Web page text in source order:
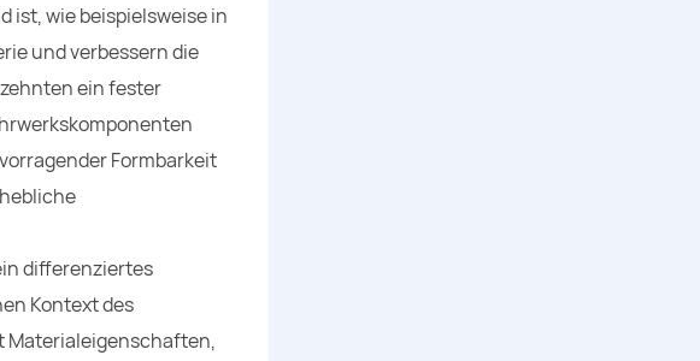
ist, wie beispielsweise in
und verbessern die
ein fester
Formbarkeit
differenziertes
Kontext des
Materialeigenschaften,